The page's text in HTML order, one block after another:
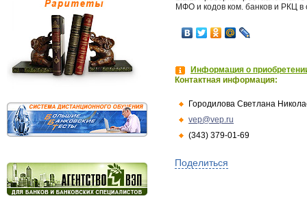
МФО и кодов ком. банков и РКЦ в
Информация о
Контактная информация:
Городилова Светлана
vep@vep.ru
(343) 379-01-69
Поделиться